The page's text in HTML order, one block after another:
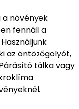
a növények
fennáll a
az öntözőgolyót,
tálka vagy